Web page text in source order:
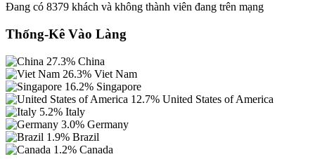
Đang có 8379 khách và không thành viên đang trên mạng
Thống-Kê Vào Làng
27.3% China
26.3% Viet Nam
16.2% Singapore
12.7% United States of America
5.2% Italy
3.0% Germany
1.9% Brazil
1.2% Canada